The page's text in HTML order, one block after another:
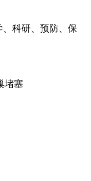
科研、预防、保
堵塞